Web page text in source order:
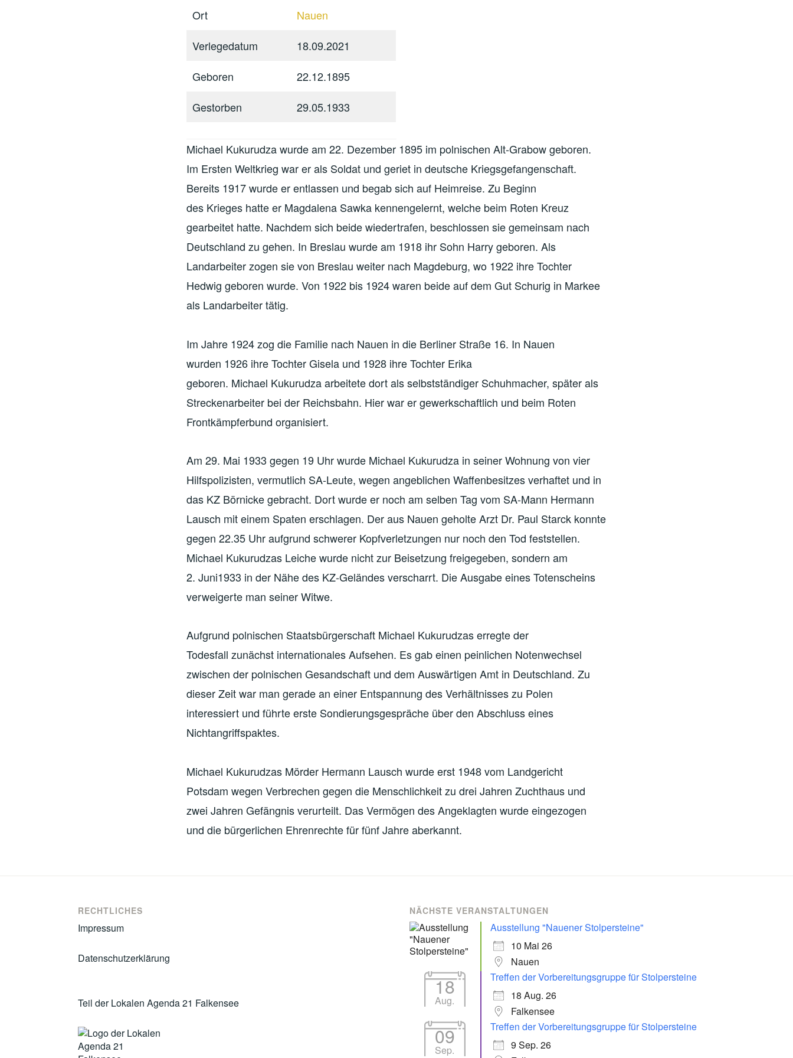
Ort
Nauen
Verlegedatum
18.09.2021
Geboren
22.12.1895
Gestorben
29.05.1933
Michael Kukurudza wurde am 22. Dezember 1895 im polnischen Alt-Grabow geboren.
Im Ersten Weltkrieg war er als Soldat und geriet in deutsche Kriegsgefangenschaft.
Bereits 1917 wurde er entlassen und begab sich auf Heimreise. Zu Beginn
des Krieges hatte er Magdalena Sawka kennengelernt, welche beim Roten Kreuz
gearbeitet hatte. Nachdem sich beide wiedertrafen, beschlossen sie gemeinsam nach
Deutschland zu gehen. In Breslau wurde am 1918 ihr Sohn Harry geboren. Als
Landarbeiter zogen sie von Breslau weiter nach Magdeburg, wo 1922 ihre Tochter
Hedwig geboren wurde. Von 1922 bis 1924 waren beide auf dem Gut Schurig in Markee
als Landarbeiter tätig.
Im Jahre 1924 zog die Familie nach Nauen in die Berliner Straße 16. In Nauen
wurden 1926 ihre Tochter Gisela und 1928 ihre Tochter Erika
geboren. Michael Kukurudza arbeitete dort als selbstständiger Schuhmacher, später als
Streckenarbeiter bei der Reichsbahn. Hier war er gewerkschaftlich und beim Roten
Frontkämpferbund organisiert.
Am 29. Mai 1933 gegen 19 Uhr wurde Michael Kukurudza in seiner Wohnung von vier
Hilfspolizisten, vermutlich SA-Leute, wegen angeblichen Waffenbesitzes verhaftet und in
das KZ Börnicke gebracht. Dort wurde er noch am selben Tag vom SA-Mann Hermann
Lausch mit einem Spaten erschlagen. Der aus Nauen geholte Arzt Dr. Paul Starck konnte
gegen 22.35 Uhr aufgrund schwerer Kopfverletzungen nur noch den Tod feststellen.
Michael Kukurudzas Leiche wurde nicht zur Beisetzung freigegeben, sondern am
2. Juni1933 in der Nähe des KZ-Geländes verscharrt. Die Ausgabe eines Totenscheins
verweigerte man seiner Witwe.
Aufgrund polnischen Staatsbürgerschaft Michael Kukurudzas erregte der
Todesfall zunächst internationales Aufsehen. Es gab einen peinlichen Notenwechsel
zwischen der polnischen Gesandschaft und dem Auswärtigen Amt in Deutschland. Zu
dieser Zeit war man gerade an einer Entspannung des Verhältnisses zu Polen
interessiert und führte erste Sondierungsgespräche über den Abschluss eines
Nichtangriffspaktes.
Michael Kukurudzas Mörder Hermann Lausch wurde erst 1948 vom Landgericht
Potsdam wegen Verbrechen gegen die Menschlichkeit zu drei Jahren Zuchthaus und
zwei Jahren Gefängnis verurteilt. Das Vermögen des Angeklagten wurde eingezogen
und die bürgerlichen Ehrenrechte für fünf Jahre aberkannt.
RECHTLICHES
Impressum
Datenschutzerklärung
Teil der Lokalen Agenda 21 Falkensee
NÄCHSTE VERANSTALTUNGEN
Ausstellung "Nauener Stolpersteine"
10 Mai 26
Nauen
18
Aug.
Treffen der Vorbereitungsgruppe für Stolpersteine
18 Aug. 26
Falkensee
09
Sep.
Treffen der Vorbereitungsgruppe für Stolpersteine
9 Sep. 26